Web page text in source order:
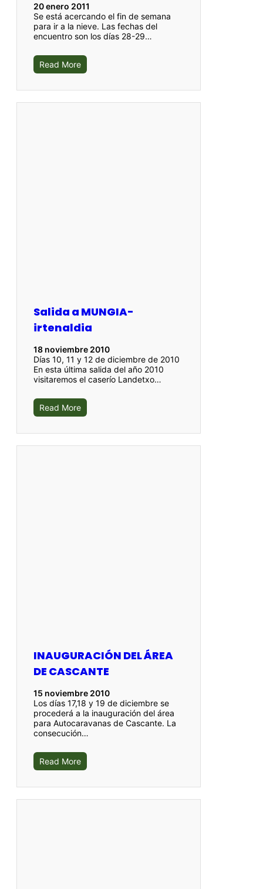
20 enero 2011
Se está acercando el fin de semana
para ir a la nieve. Las fechas del
encuentro son los días 28-29…
Read More
Salida a MUNGIA-
irtenaldia
18 noviembre 2010
Días 10, 11 y 12 de diciembre de 2010
En esta última salida del año 2010
visitaremos el caserío Landetxo…
Read More
INAUGURACIÓN DEL ÁREA
DE CASCANTE
15 noviembre 2010
Los días 17,18 y 19 de diciembre se
procederá a la inauguración del área
para Autocaravanas de Cascante. La
consecución…
Read More